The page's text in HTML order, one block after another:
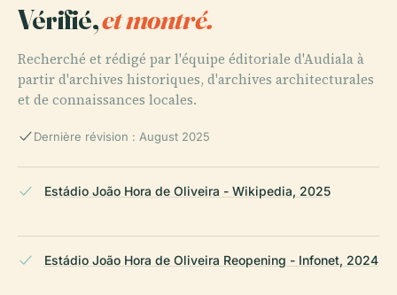
Vérifié,et montré.
Recherché et rédigé par l'équipe éditoriale d'Audiala à
partir d'archives historiques, d'archives architecturales
et de connaissances locales.
Dernière révision : August 2025
Estádio João Hora de Oliveira - Wikipedia, 2025
Estádio João Hora de Oliveira Reopening - Infonet, 2024